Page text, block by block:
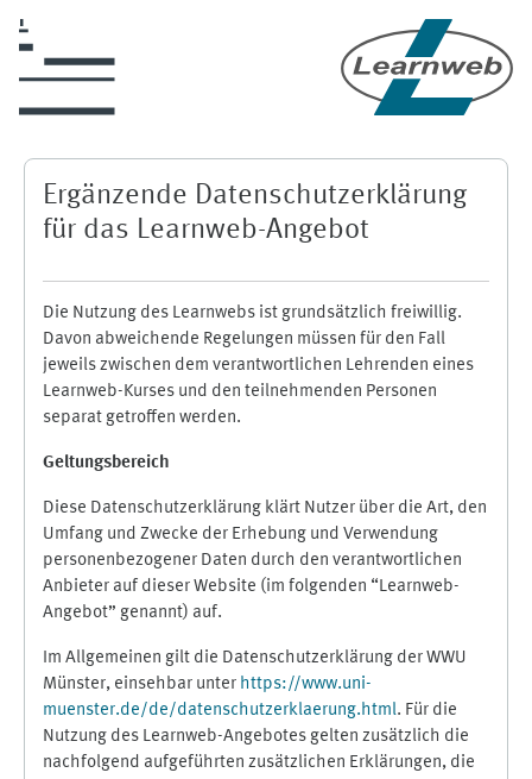
Ergänzende Datenschutzerklärung
für das Learnweb-Angebot
Die Nutzung des Learnwebs ist grundsätzlich freiwillig.
Davon abweichende Regelungen müssen für den Fall
jeweils zwischen dem verantwortlichen Lehrenden eines
Learnweb-Kurses und den teilnehmenden Personen
separat getroffen werden.
Geltungsbereich
Diese Datenschutzerklärung klärt Nutzer über die Art, den
Umfang und Zwecke der Erhebung und Verwendung
personenbezogener Daten durch den verantwortlichen
Anbieter auf dieser Website (im folgenden “Learnweb-
Angebot” genannt) auf.
Im Allgemeinen gilt die Datenschutzerklärung der WWU
Münster, einsehbar unter https://www.uni-
muenster.de/de/datenschutzerklaerung.html. Für die
Nutzung des Learnweb-Angebotes gelten zusätzlich die
nachfolgend aufgeführten zusätzlichen Erklärungen, die